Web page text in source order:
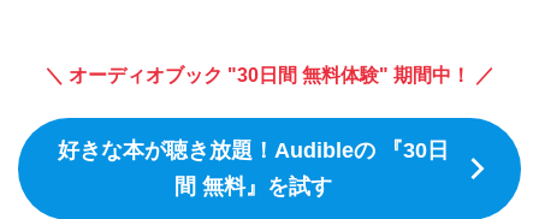
＼ オーディオブック "30日間 無料体験" 期間中！ ／
好きな本が聴き放題！Audibleの 『30日
間 無料』を試す